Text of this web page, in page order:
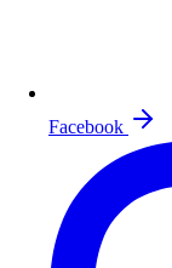
Facebook